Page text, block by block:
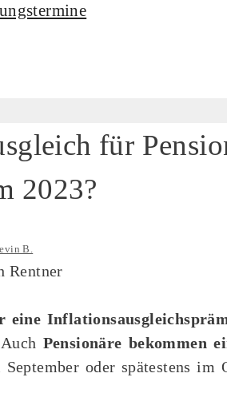
für
2023?
B.
eine
Pensionäre bekommen
oder spätestens im